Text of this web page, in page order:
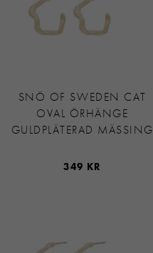
SNÖ OF SWEDEN CAT
OVAL ÖRHÄNGE
GULDPLÄTERAD MÄSSING
349 KR